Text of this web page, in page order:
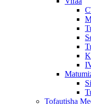
Tofautisha